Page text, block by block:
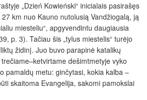
„Dzień Kowieński“ inicialais pasirašęs
km nuo Kauno nutolusią Vandžiogalą, ją
miesteliu“, apgyvendintu daugiausia
p. 3). Tačiau šis „tylus miestelis“ turėjo
židinį. Juo buvo parapinė katalikų
dešimtmetyje vyko
pamaldų metu: ginčytasi, kokia kalba –
skaitoma Evangelija, sakomi pamokslai